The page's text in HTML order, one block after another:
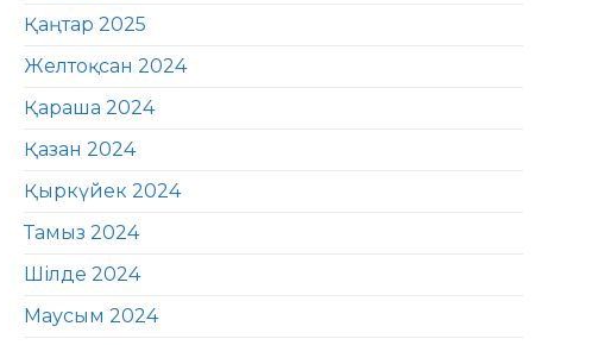
Қаңтар 2025
Желтоқсан 2024
Қараша 2024
Қазан 2024
Қыркүйек 2024
Тамыз 2024
Шілде 2024
Маусым 2024